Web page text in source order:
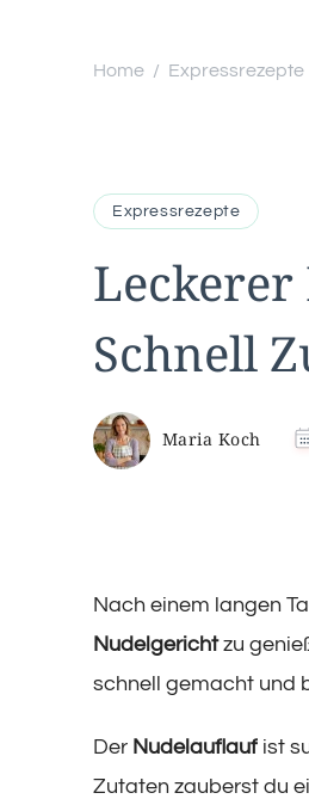
Home / Expressrezepte
Expressrezepte
Schnell
Maria Koch
Nach einem langen
Nudelgerichtzu
schnell gemacht und
Der Nudelauflauf ist
Zutaten zauberst du